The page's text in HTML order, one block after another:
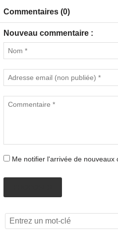
Commentaires (0)
Nouveau commentaire :
Me notifier l'arrivée de nouveaux